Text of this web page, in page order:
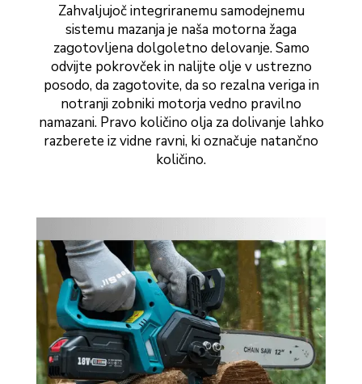
Zahvaljujoč integriranemu samodejnemu
sistemu mazanja je naša motorna žaga
zagotovljena dolgoletno delovanje. Samo
odvijte pokrovček in nalijte olje v ustrezno
posodo, da zagotovite, da so rezalna veriga in
notranji zobniki motorja vedno pravilno
namazani. Pravo količino olja za dolivanje lahko
razberete iz vidne ravni, ki označuje natančno
količino.